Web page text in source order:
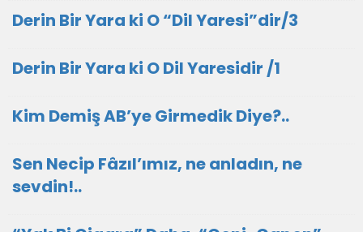
Derin Bir Yara ki O “Dil Yaresi”dir/3
Derin Bir Yara ki O Dil Yaresidir /1
Kim Demiş AB’ye Girmedik Diye?..
Sen Necip Fâzıl’ımız, ne anladın, ne
sevdin!..